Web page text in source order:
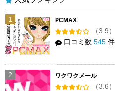
1 PCMAX
（3.9）
口コミ数 545 件
2 ワクワクメール
（3.6）